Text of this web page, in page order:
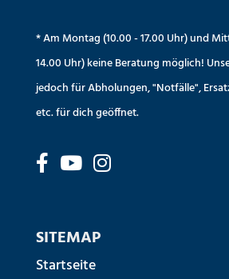
* Am Montag (10.00 - 17.00 Uhr) und
14.00 Uhr) keine Beratung möglich!
jedoch für Abholungen, "Notfälle",
etc. für dich geöffnet.
SITEMAP
Startseite